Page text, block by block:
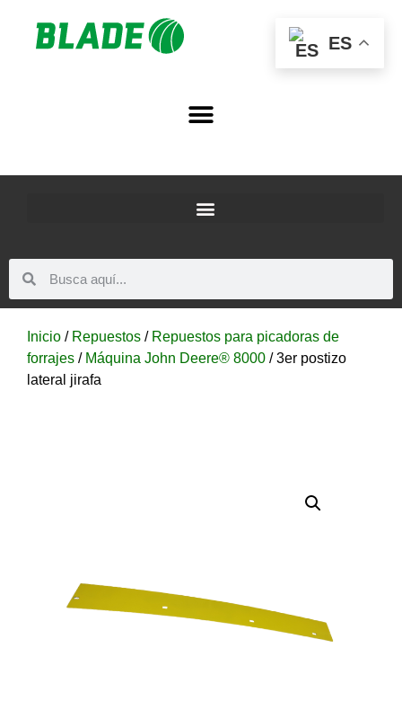
Inicio / Repuestos / Repuestos para picadoras de
forrajes / Máquina John Deere® 8000 / 3er postizo
lateral jirafa
ES